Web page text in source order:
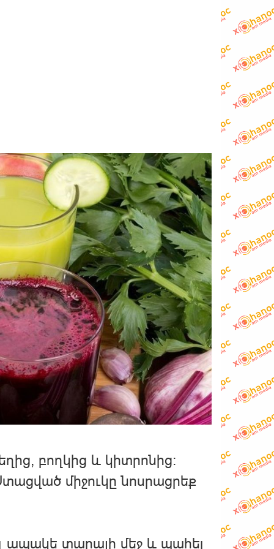
բողկից և կիտրոնից։
միջուկը նոսրացրեք
ապակե տարայի մեջ և պահել